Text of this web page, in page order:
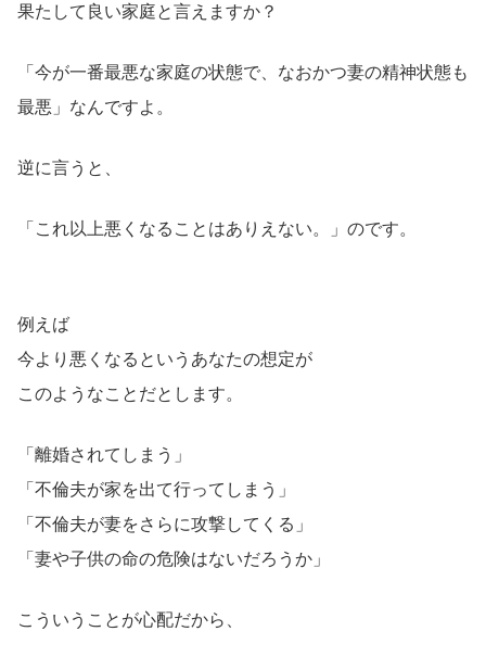
果たして良い家庭と言えますか？
「今が一番最悪な家庭の状態で、なおかつ妻の精神状態も
最悪」なんですよ。
逆に言うと、
「これ以上悪くなることはありえない。」のです。
例えば
今より悪くなるというあなたの想定が
このようなことだとします。
「離婚されてしまう」
「不倫夫が家を出て行ってしまう」
「不倫夫が妻をさらに攻撃してくる」
「妻や子供の命の危険はないだろうか」
こういうことが心配だから、